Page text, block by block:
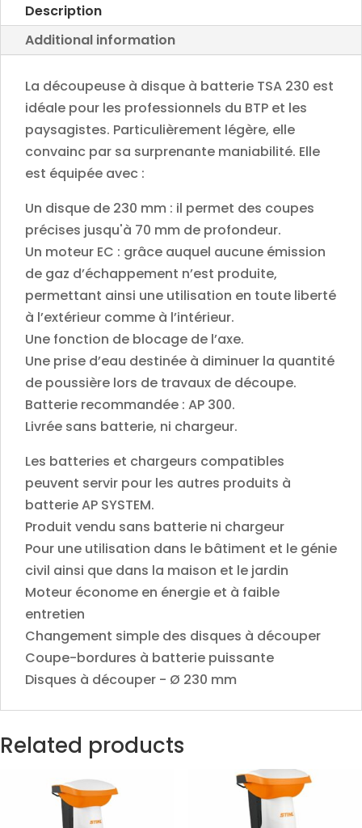
batterie,
ni
chageur)
6600
quantity
Description
Additional information
La découpeuse à disque à batterie TSA 230 est
idéale pour les professionnels du BTP et les
paysagistes. Particulièrement légère, elle
convainc par sa surprenante maniabilité. Elle
est équipée avec :
Un disque de 230 mm : il permet des coupes
précises jusqu'à 70 mm de profondeur.
Un moteur EC : grâce auquel aucune émission
de gaz d’échappement n’est produite,
permettant ainsi une utilisation en toute liberté
à l’extérieur comme à l’intérieur.
Une fonction de blocage de l’axe.
Une prise d’eau destinée à diminuer la quantité
de poussière lors de travaux de découpe.
Batterie recommandée : AP 300.
Livrée sans batterie, ni chargeur.
Les batteries et chargeurs compatibles
peuvent servir pour les autres produits à
batterie AP SYSTEM.
Produit vendu sans batterie ni chargeur
Pour une utilisation dans le bâtiment et le génie
civil ainsi que dans la maison et le jardin
Moteur économe en énergie et à faible
entretien
Changement simple des disques à découper
Coupe-bordures à batterie puissante
Disques à découper - Ø 230 mm
Related products